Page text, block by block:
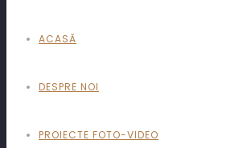
ACASĂ
DESPRE NOI
PROIECTE FOTO-VIDEO